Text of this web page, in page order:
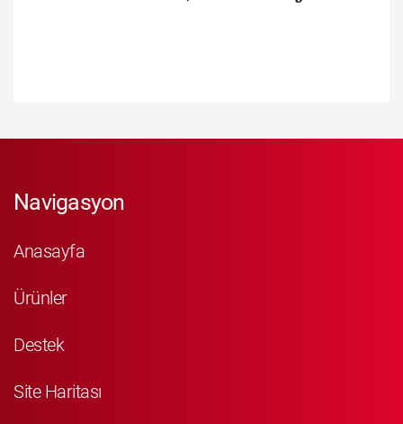
Navigasyon
Anasayfa
Ürünler
Destek
Site Haritası